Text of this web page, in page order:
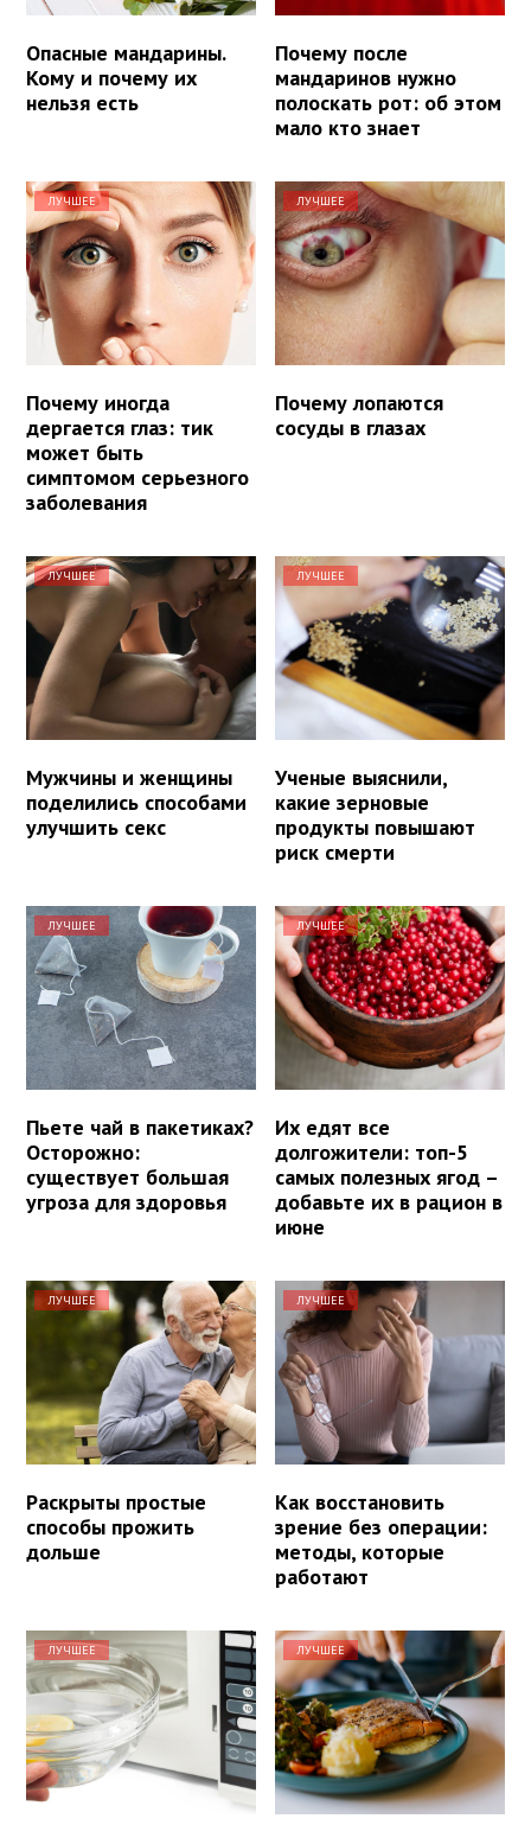
Опасные мандарины.
Кому и почему их
нельзя есть
Почему после
мандаринов нужно
полоскать рот: об этом
мало кто знает
ЛУЧШЕЕ
Почему иногда
дергается глаз: тик
может быть
симптомом серьезного
заболевания
ЛУЧШЕЕ
Почему лопаются
сосуды в глазах
ЛУЧШЕЕ
Мужчины и женщины
поделились способами
улучшить секс
ЛУЧШЕЕ
Ученые выяснили,
какие зерновые
продукты повышают
риск смерти
ЛУЧШЕЕ
Пьете чай в пакетиках?
Осторожно:
существует большая
угроза для здоровья
ЛУЧШЕЕ
Их едят все
долгожители: топ-5
самых полезных ягод –
добавьте их в рацион в
июне
ЛУЧШЕЕ
Раскрыты простые
способы прожить
дольше
ЛУЧШЕЕ
Как восстановить
зрение без операции:
методы, которые
работают
ЛУЧШЕЕ ЛУЧШЕЕ